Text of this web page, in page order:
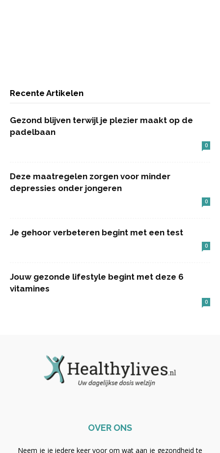
Recente Artikelen
Gezond blijven terwijl je plezier maakt op de
padelbaan
0
Deze maatregelen zorgen voor minder
depressies onder jongeren
0
Je gehoor verbeteren begint met een test
0
Jouw gezonde lifestyle begint met deze 6
vitamines
0
OVER ONS
Neem je je iedere keer voor om wat aan je gezondheid te